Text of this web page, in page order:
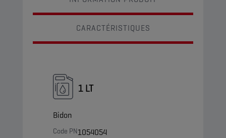
CARACTÉRISTIQUES
1 LT
Bidon
Code PN1054054